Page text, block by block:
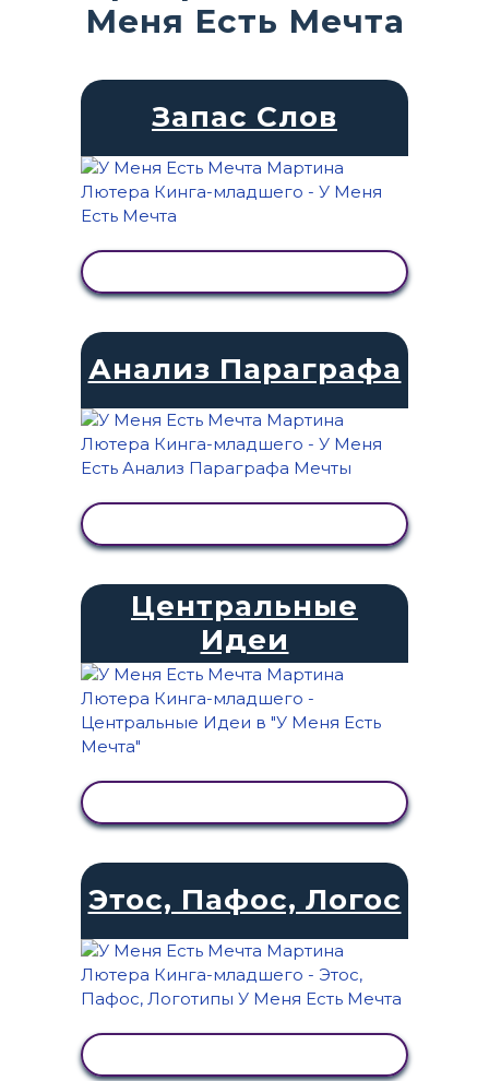
Меня Есть Мечта
Запас Слов
Анализ Параграфа
Центральные
Идеи
Этос, Пафос, Логос